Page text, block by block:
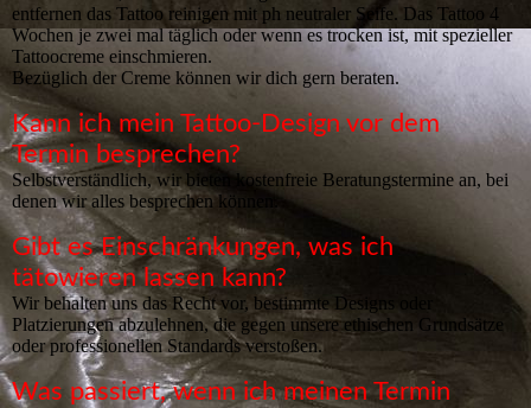
entfernen das Tattoo reinigen mit ph neutraler Seife. Das Tattoo 4
Wochen je zwei mal täglich oder wenn es trocken ist, mit spezieller
Tattoocreme einschmieren.
Bezüglich der Creme können wir dich gern beraten.
Kann ich mein Tattoo-Design vor dem
Termin besprechen?
Selbstverständlich, wir bieten kostenfreie Beratungstermine an, bei
denen wir alles besprechen können.
Gibt es Einschränkungen, was ich
tätowieren lassen kann?
Wir behalten uns das Recht vor, bestimmte Designs oder
Platzierungen abzulehnen, die gegen unsere ethischen Grundsätze
oder professionellen Standards verstoßen.
Was passiert, wenn ich meinen Termin